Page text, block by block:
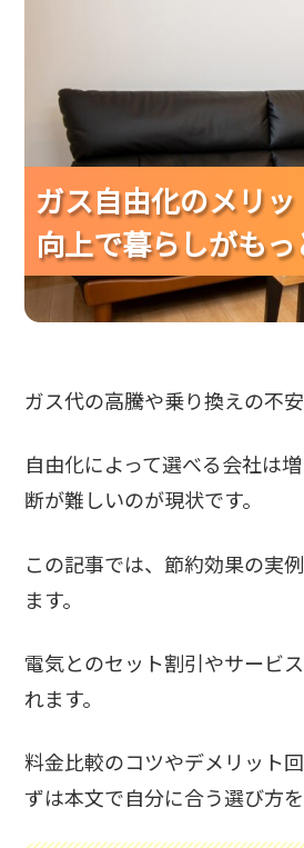
ガス自由化のメリ
向上で暮らしがも
ガス自由化のメリ
向上で暮らしがも
ガス自由化のメリ
向上で暮らしがも
ガス代の高騰や乗り換えの不
自由化によって選べる会社は
断が難しいのが現状です。
この記事では、節約効果の実
ます。
電気とのセット割引やサービ
れます。
料金比較のコツやデメリット
ずは本文で自分に合う選び方